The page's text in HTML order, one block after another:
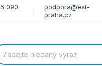
090
podpora@est-
praha.cz